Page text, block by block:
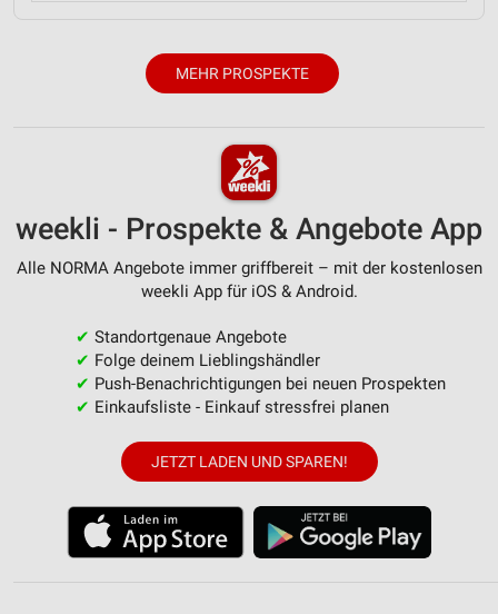
MEHR PROSPEKTE
weekli - Prospekte & Angebote App
Alle NORMA Angebote immer griffbereit – mit der kostenlosen
weekli App für iOS & Android.
✔ Standortgenaue Angebote
✔ Folge deinem Lieblingshändler
✔ Push-Benachrichtigungen bei neuen Prospekten
✔ Einkaufsliste - Einkauf stressfrei planen
JETZT LADEN UND SPAREN!